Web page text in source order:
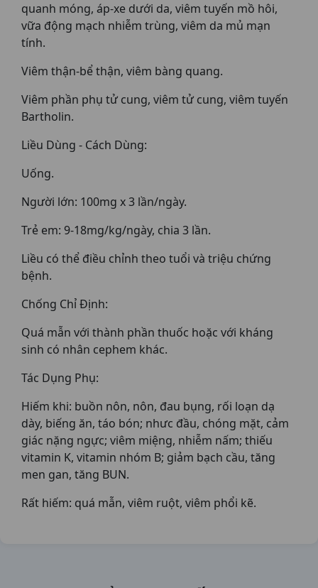
quanh móng, áp-xe dưới da, viêm tuyến mồ hôi,
vữa động mạch nhiễm trùng, viêm da mủ mạn
tính.
Viêm thận-bể thận, viêm bàng quang.
Viêm phần phụ tử cung, viêm tử cung, viêm tuyến
Bartholin.
Liều Dùng - Cách Dùng:
Uống.
Người lớn: 100mg x 3 lần/ngày.
Trẻ em: 9-18mg/kg/ngày, chia 3 lần.
Liều có thể điều chỉnh theo tuổi và triệu chứng
bệnh.
Chống Chỉ Định:
Quá mẫn với thành phần thuốc hoặc với kháng
sinh có nhân cephem khác.
Tác Dụng Phụ:
Hiếm khi: buồn nôn, nôn, đau bụng, rối loạn dạ
dày, biếng ăn, táo bón; nhưc đầu, chóng mặt, cảm
giác nặng ngực; viêm miệng, nhiễm nấm; thiếu
vitamin K, vitamin nhóm B; giảm bạch cầu, tăng
men gan, tăng BUN.
Rất hiếm: quá mẫn, viêm ruột, viêm phổi kẽ.